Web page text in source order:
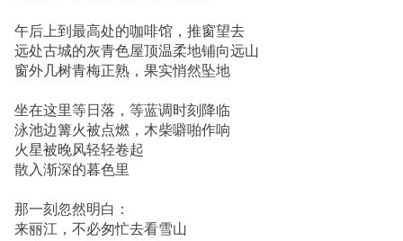
午后上到最高处的咖啡馆，推窗望去
远处古城的灰青色屋顶温柔地铺向远山
窗外几树青梅正熟，果实悄然坠地
坐在这里等日落，等蓝调时刻降临
泳池边篝火被点燃，木柴噼啪作响
火星被晚风轻轻卷起
散入渐深的暮色里
那一刻忽然明白：
来丽江，不必匆忙去看雪山